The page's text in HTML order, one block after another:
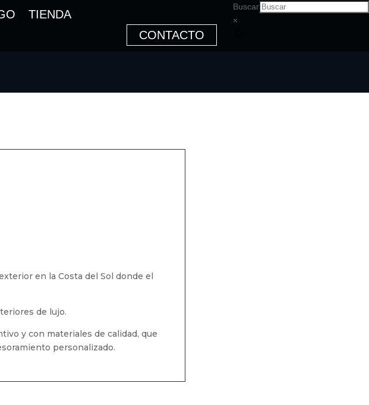
TIENDA
CONTACTO
Buscar
×
en la Costa del Sol donde el
de lujo.
y con materiales de calidad, que
personalizado.